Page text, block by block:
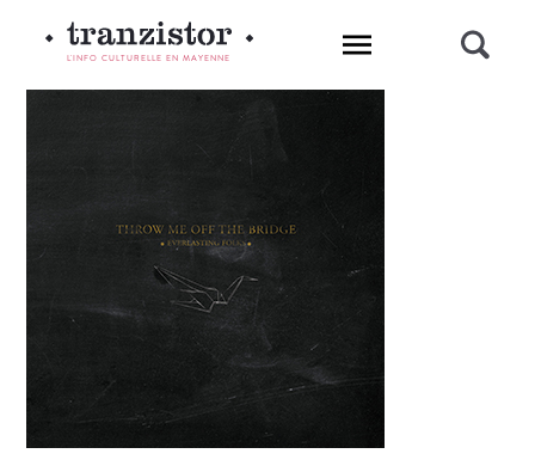
L'INFO CULTURELLE EN MAYENNE